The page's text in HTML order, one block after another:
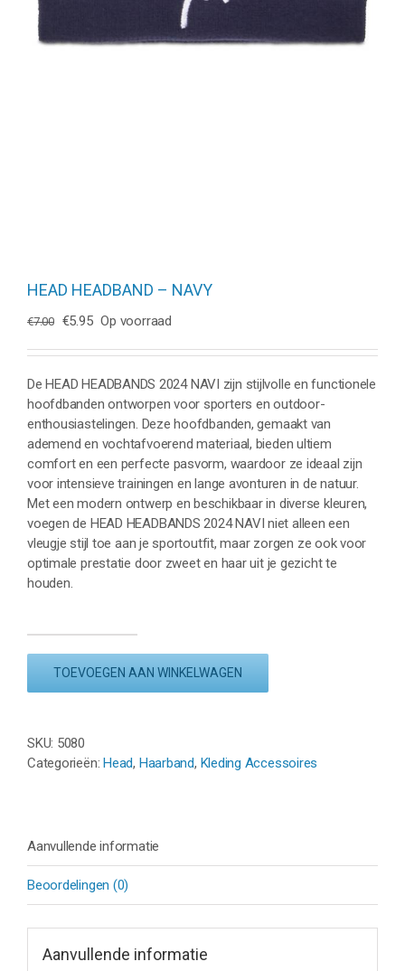
HEAD HEADBAND – NAVY
€7.00
Oorspronkelijke
was:
€7.00.
€5.95Huidige
is:
€5.95.
Op voorraad
De HEAD HEADBANDS 2024 NAVI zijn stijlvolle en functionele
hoofdbanden ontworpen voor sporters en outdoor-
enthousiastelingen. Deze hoofdbanden, gemaakt van
ademend en vochtafvoerend materiaal, bieden ultiem
comfort en een perfecte pasvorm, waardoor ze ideaal zijn
voor intensieve trainingen en lange avonturen in de natuur.
Met een modern ontwerp en beschikbaar in diverse kleuren,
voegen de HEAD HEADBANDS 2024 NAVI niet alleen een
vleugje stijl toe aan je sportoutfit, maar zorgen ze ook voor
optimale prestatie door zweet en haar uit je gezicht te
houden.
HEADBAND
TOEVOEGEN AAN WINKELWAGEN
SKU: 5080
Categorieën: Head, Haarband, Kleding Accessoires
Aanvullende informatie
Beoordelingen (0)
Aanvullende informatie